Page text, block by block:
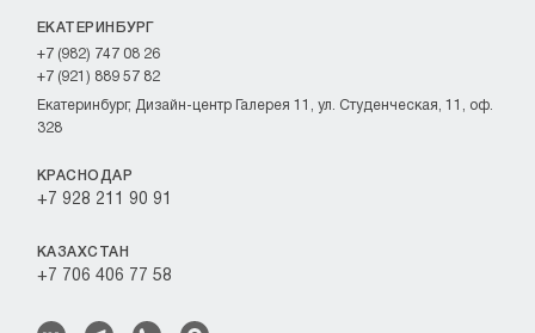
ЕКАТЕРИНБУРГ
+7 (982) 747 08 26
+7 (921) 889 57 82
Екатеринбург, Дизайн-центр Галерея 11, ул. Студенческая, 11, оф.
328
КРАСНОДАР
+7 928 211 90 91
КАЗАХСТАН
+7 706 406 77 58